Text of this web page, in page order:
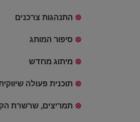
⊗ התנהגות צרכנים
⊗ סיפור המותג
⊗ מיתוג מחדש
⊗ תוכנית פעולה
⊗ תמריצים, שרשרת